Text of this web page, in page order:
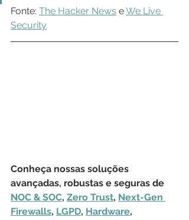
Fonte: The Hacker News e We Live
Security
Conheça nossas soluções
avançadas, robustas e seguras de
NOC & SOC, Zero Trust, Next-Gen
Firewalls, LGPD, Hardware,